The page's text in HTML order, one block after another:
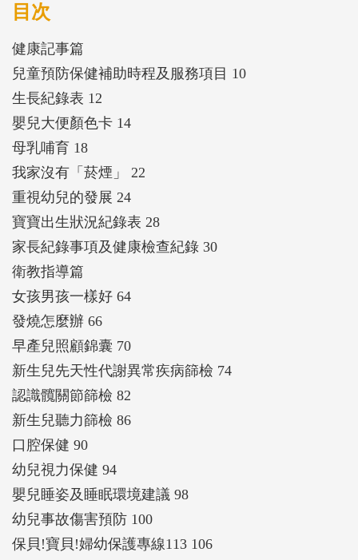
目次
健康記事篇
兒童預防保健補助時程及服務項目 10
生長紀錄表 12
嬰兒大便顏色卡 14
母乳哺育 18
我家沒有「菸煙」 22
重視幼兒的發展 24
寶寶出生狀況紀錄表 28
家長紀錄事項及健康檢查紀錄 30
衛教指導篇
女孩男孩一樣好 64
發燒怎麼辦 66
早產兒照顧錦囊 70
新生兒先天性代謝異常疾病篩檢 74
認識髖關節篩檢 82
新生兒聽力篩檢 86
口腔保健 90
幼兒視力保健 94
嬰兒睡姿及睡眠環境建議 98
幼兒事故傷害預防 100
保貝!寶貝!婦幼保護專線113 106